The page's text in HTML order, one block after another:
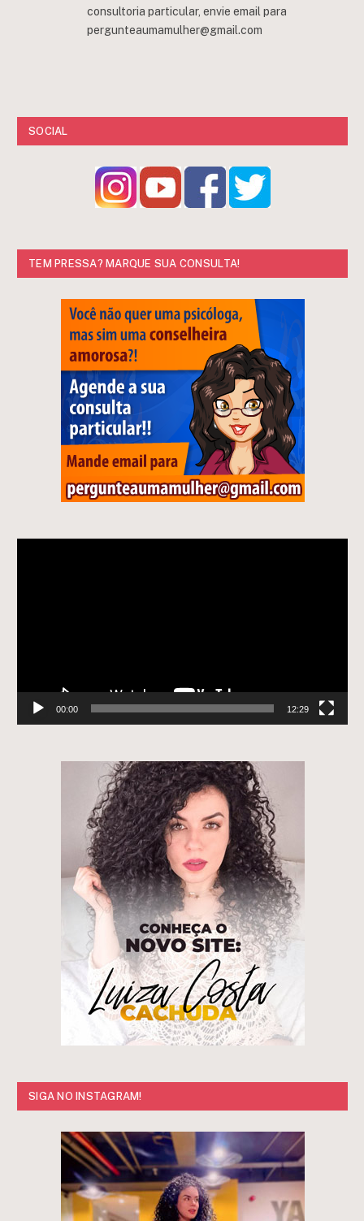
consultoria particular, envie email para
pergunteaumamulher@gmail.com
SOCIAL
TEM PRESSA? MARQUE SUA CONSULTA!
00:00 12:29
SIGA NO INSTAGRAM!